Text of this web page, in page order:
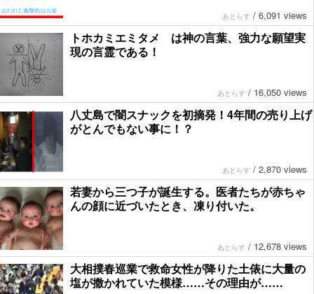
あとらす / 6,091 views
トホカミエミタメ は神の言葉、強力な願望実
現の言霊である！
あとらす / 16,050 views
八丈島で闇スナックを初摘発！4年間の売り上げ
がとんでもない事に！？
あとらす / 2,870 views
若妻から三つ子が誕生する。医者たちが赤ちゃ
んの顔に近づいたとき、凍り付いた。
あとらす / 12,678 views
大相撲春巡業で救命女性が降りた土俵に大量の
塩が撒かれていた模様……その理由が……